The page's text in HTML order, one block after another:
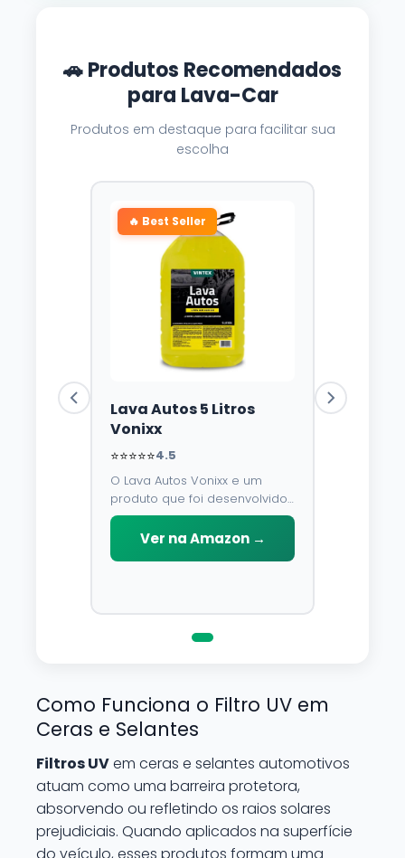
🚗 Produtos Recomendados
para Lava-Car
Produtos em destaque para facilitar sua
escolha
🔥 Best Seller
Lava Autos 5 Litros
Vonixx
⭐⭐⭐⭐⭐4.5
O Lava Autos Vonixx e um
produto que foi desenvolvido
para limpar, proteger e
conservar a lataria do veiculo.
Por possuir pH neutro, pode
Ver na Amazon →
Como Funciona o Filtro UV em
Ceras e Selantes
Filtros UVem ceras e selantes automotivos
atuam como uma barreira protetora,
absorvendo ou refletindo os raios solares
prejudiciais. Quando aplicados na superfície